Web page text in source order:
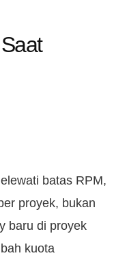
batas RPM,
proyek, bukan
baru di proyek
kuota